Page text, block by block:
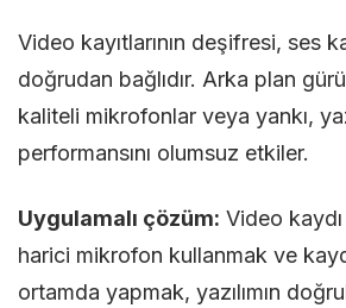
Video kayıtlarının deşifresi, ses
doğrudan bağlıdır. Arka plan
kaliteli mikrofonlar veya yankı,
performansını olumsuz etkiler.
Uygulamalı çözüm: Video
harici mikrofon kullanmak ve
ortamda yapmak, yazılımın